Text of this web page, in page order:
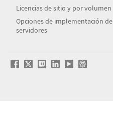
Licencias de sitio y por volumen
Opciones de implementación de
servidores